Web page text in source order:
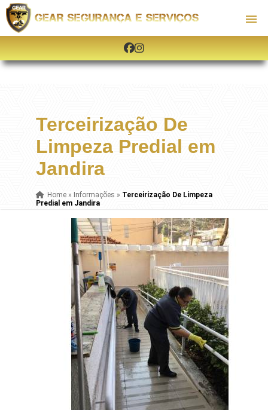
Terceirização De
Limpeza Predial em
Jandira
Home» Informações » Terceirização De Limpeza
Predial em Jandira